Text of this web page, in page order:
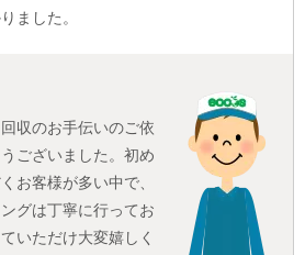
ました。
収のお手伝いのご依
ございました。初め
お客様が多い中で、
グは丁寧に行ってお
いただけ大変嬉しく